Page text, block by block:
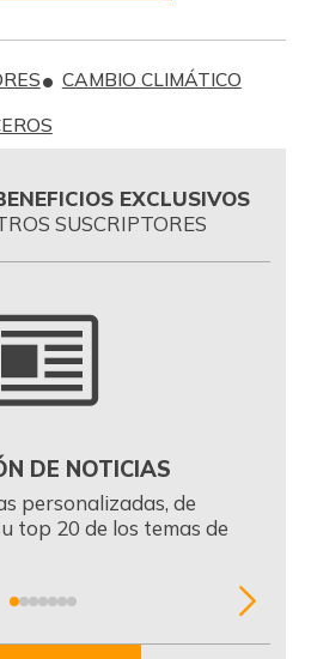
CAMBIO CLIMÁTICO
EXCLUSIVOS
SUSCRIPTORES
DE NOTICIAS
personalizadas, de
top 20 de los temas de